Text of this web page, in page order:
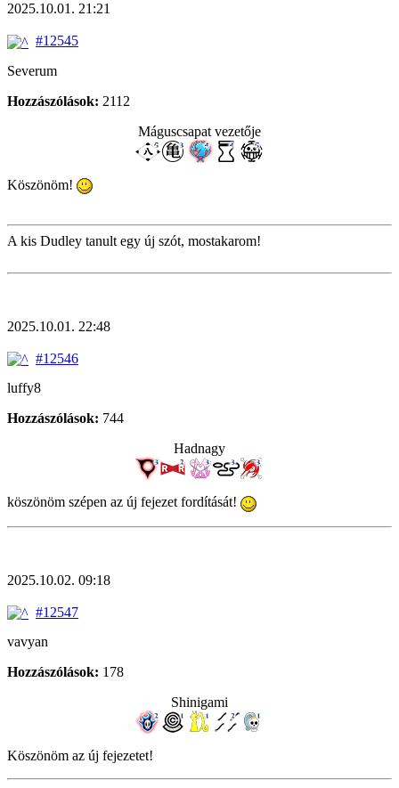
2025.10.01. 21:21
#12545
Severum
Hozzászólások: 2112
Máguscsapat vezetője
Köszönöm!
A kis Dudley tanult egy új szót, mostakarom!
2025.10.01. 22:48
#12546
luffy8
Hozzászólások: 744
Hadnagy
köszönöm szépen az új fejezet fordítását!
2025.10.02. 09:18
#12547
vavyan
Hozzászólások: 178
Shinigami
Köszönöm az új fejezetet!